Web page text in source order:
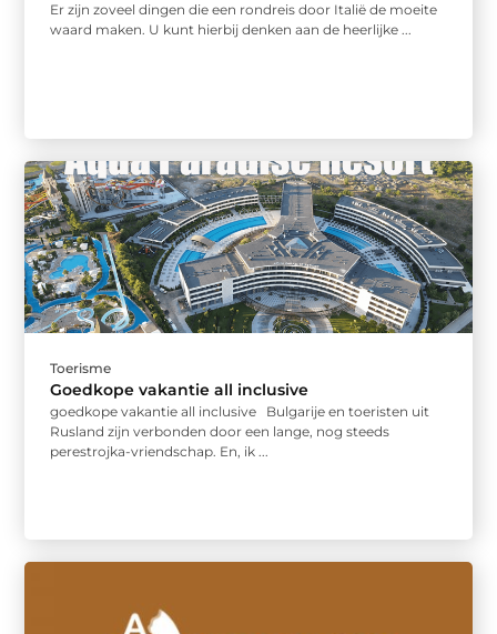
Er zijn zoveel dingen die een rondreis door Italië de moeite
waard maken. U kunt hierbij denken aan de heerlijke ...
Toerisme
Goedkope vakantie all inclusive
goedkope vakantie all inclusive Bulgarije en toeristen uit
Rusland zijn verbonden door een lange, nog steeds
perestrojka-vriendschap. En, ik ...